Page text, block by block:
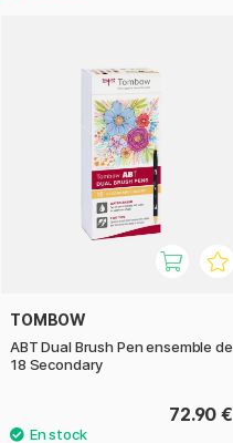
TOMBOW
ABT Dual Brush Pen ensemble de
18 Secondary
72.90 €